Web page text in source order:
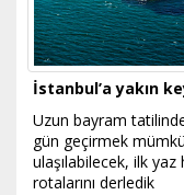
İstanbul’a yakın
Uzun bayram
gün geçirmek
ulaşılabilecek, ilk yaz
rotalarını derledik